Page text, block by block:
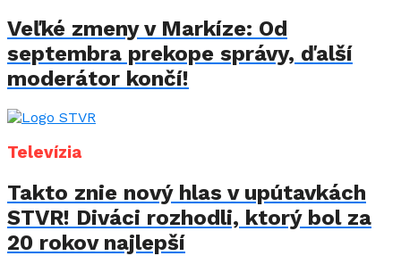
Veľké zmeny v Markíze: Od
septembra prekope správy, ďalší
moderátor končí!
Televízia
Takto znie nový hlas v upútavkách
STVR! Diváci rozhodli, ktorý bol za
20 rokov najlepší